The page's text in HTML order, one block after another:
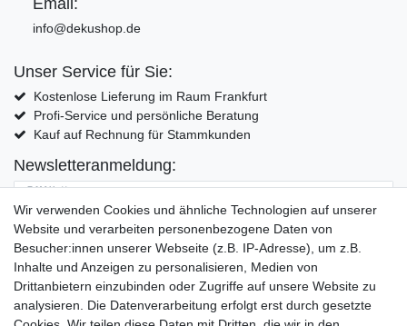
info@dekushop.de
Unser Service für Sie:
Kostenlose Lieferung im Raum Frankfurt
Profi-Service und persönliche Beratung
Kauf auf Rechnung für Stammkunden
Newsletteranmeldung:
E-MAIL **
Hiermit bestätige ich, dass ich die Daten­schutz­erklärung
Einwilligung kann ich jederzeit widerrufen.**
Abonnieren
Wir verwenden Cookies und ähnliche Technologien auf unserer
Website und verarbeiten personenbezogene Daten von
Besucher:innen unserer Webseite (z.B. IP-Adresse), um z.B.
Inhalte und Anzeigen zu personalisieren, Medien von
Drittanbietern einzubinden oder Zugriffe auf unsere Website zu
analysieren. Die Datenverarbeitung erfolgt erst durch gesetzte